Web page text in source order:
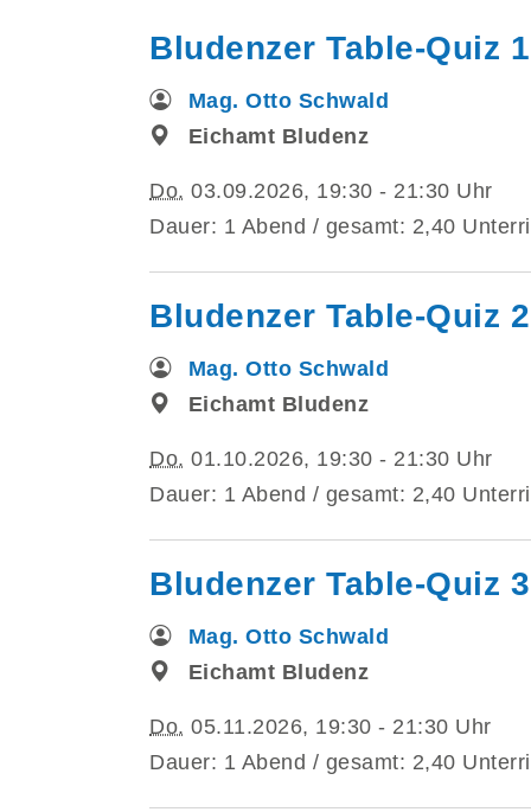
Bludenzer Table-Quiz 1
Mag. Otto Schwald
Eichamt Bludenz
Do. 03.09.2026, 19:30 - 21:30 Uhr
Dauer: 1 Abend / gesamt: 2,40
Bludenzer Table-Quiz 2
Mag. Otto Schwald
Eichamt Bludenz
Do. 01.10.2026, 19:30 - 21:30 Uhr
Dauer: 1 Abend / gesamt: 2,40
Bludenzer Table-Quiz 3
Mag. Otto Schwald
Eichamt Bludenz
Do. 05.11.2026, 19:30 - 21:30 Uhr
Dauer: 1 Abend / gesamt: 2,40